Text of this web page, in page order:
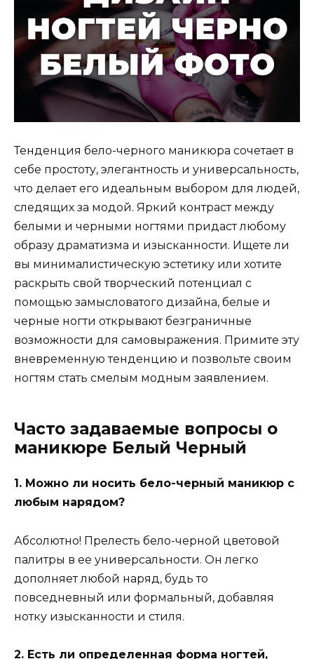
Тенденция бело-черного маникюра сочетает в
себе простоту, элегантность и универсальность,
что делает его идеальным выбором для людей,
следящих за модой. Яркий контраст между
белыми и черными ногтями придаст любому
образу драматизма и изысканности. Ищете ли
вы минималистическую эстетику или хотите
раскрыть свой творческий потенциал с
помощью замысловатого дизайна, белые и
черные ногти открывают безграничные
возможности для самовыражения. Примите эту
вневременную тенденцию и позвольте своим
ногтям стать смелым модным заявлением.
Часто задаваемые вопросы о
маникюре Белый Черный
1. Можно ли носить бело-черный маникюр с
любым нарядом?
Абсолютно! Прелесть бело-черной цветовой
палитры в ее универсальности. Он легко
дополняет любой наряд, будь то
повседневный или формальный, добавляя
нотку изысканности и стиля.
2. Есть ли определенная форма ногтей,